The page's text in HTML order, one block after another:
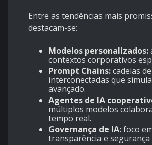
Entre as tendências mais
destacam-se:
Modelos personalizados:
contextos corporativos
Prompt Chains:cadeias
interconectadas que
avançado.
Agentes de IA
múltiplos modelos
tempo real.
Governança de IA:foco
transparência e segurança